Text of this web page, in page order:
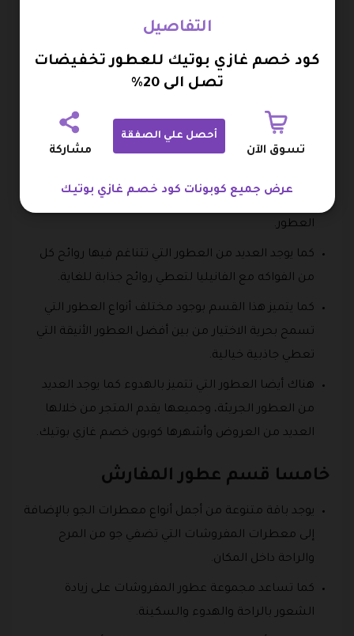
رابعا قسم العطور النسائية
غازي بوتيك نظرا لكونها تتمتع بالجمال والأناقة.
كما يقدم من خلال هذا القسم تشكيلة من أفضل
العلامات التجارية العالمية المتخصصة في مجال
العطور.
كما يوجد العديد من العطور التي تتناغم فيها روائح كل
من الفواكه مع الفانيليا لتعطي روائح جذابة للغاية.
كما يتميز هذا القسم بوجود مختلف أنواع العطور التي
تسمح بحرية الاختيار من بين أفضل العطور الأنيقة التي
تعطي جاذبية خيالية.
هناك أيضا العطور التي تتميز بالهدوء كما يوجد العديد
من العطور الجريئة، وجميعها يقدم المتجر من خلالها
العديد من العروض وأشهرها كوبون خصم غازي بوتيك.
خامسا قسم عطور المفارش
يوجد باقة متنوعة من أجمل أنواع معطرات الجو بالإضافة
إلى معطرات المفروشات التي تضفي جو من المرح
والراحة داخل المكان.
كما تساعد مجموعة عطور المفروشات على زيادة
الشعور بالراحة والهدوء والسكينة.
التفاصيل
كود خصم غازي بوتيك للعطور تخفيضات
تصل الى 20%
تسوق الآن
أحصل علي الصفقة
مشاركة
عرض جميع كوبونات كود خصم غازي بوتيك